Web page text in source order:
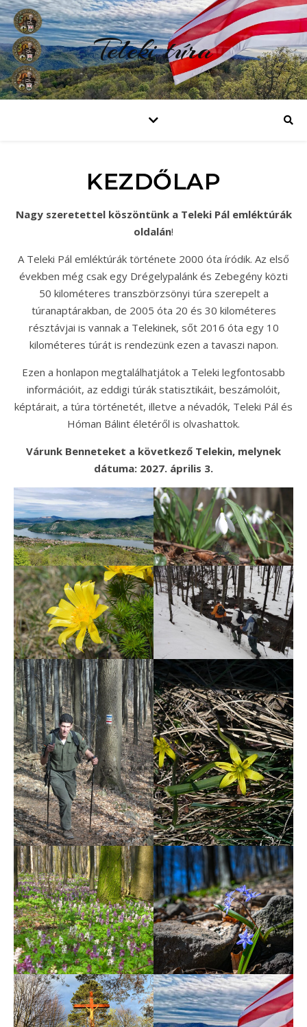
Teleki túra
KEZDŐLAP
Nagy szeretettel köszöntünk a Teleki Pál emléktúrák
oldalán!
A Teleki Pál emléktúrák története 2000 óta íródik. Az első
években még csak egy Drégelypalánk és Zebegény közti
50 kilométeres transzbörzsönyi túra szerepelt a
túranaptárakban, de 2005 óta 20 és 30 kilométeres
résztávjai is vannak a Telekinek, sőt 2016 óta egy 10
kilométeres túrát is rendezünk ezen a tavaszi napon.
Ezen a honlapon megtalálhatjátok a Teleki legfontosabb
információit, az eddigi túrák statisztikáit, beszámolóit,
képtárait, a túra történetét, illetve a névadók, Teleki Pál és
Hóman Bálint életéről is olvashattok.
Várunk Benneteket a következő Telekin, melynek
dátuma: 2027. április 3.